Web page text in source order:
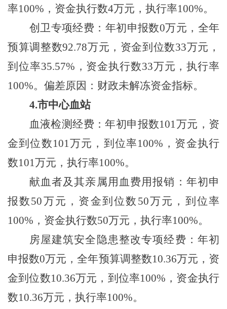
率100% ，资金执行数4万元，执行率100%。
创卫专项经费：年初申报数0万元，全年
预算调整数92.78万元，资金到位数33万元，
到位率35.57% ，资金执行数33万元，执行率
100%。偏差原因：财政未解冻资金指标。
4.市中心血站
血液检测经费：年初申报数101万元，资
金到位数101万元，到位率100% ，资金执行
数101万元，执行率100%。
献血者及其亲属用血费用报销：年初申
报数50万元，资金到位数 50万元，到位率
100% ，资金执行数50万元，执行率100%。
房屋建筑安全隐患整改专项经费：年初
申报数0万元，全年预算调整数10.36万元，资
金到位数10.36万元，到位率100% ，资金执行
数10.36万元，执行率100%。